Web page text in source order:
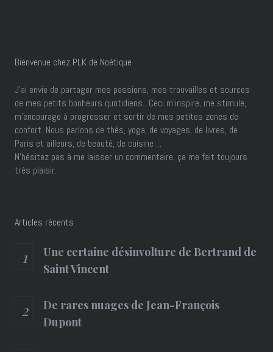
Bienvenue chez PLK de Noétique
J’ai envie de partager mes passions, mes trouvailles et sources
de mes petits bonheurs quotidiens.. Ceci m'inspire, me stimule,
m'encourage à progresser et sortir de mes petites zones de
confort. Nous parlons de thés, yoga, de voyages, de livres, de
Paris et ailleurs, de beauté, de cuisine ...
N'hésitez pas à me laisser un commentaire, ça me fait toujours
très plaisir.
Articles récents
Une certaine désinvolture de Bertrand de
Saint Vincent
De rares nuages de Jean-François
Dupont